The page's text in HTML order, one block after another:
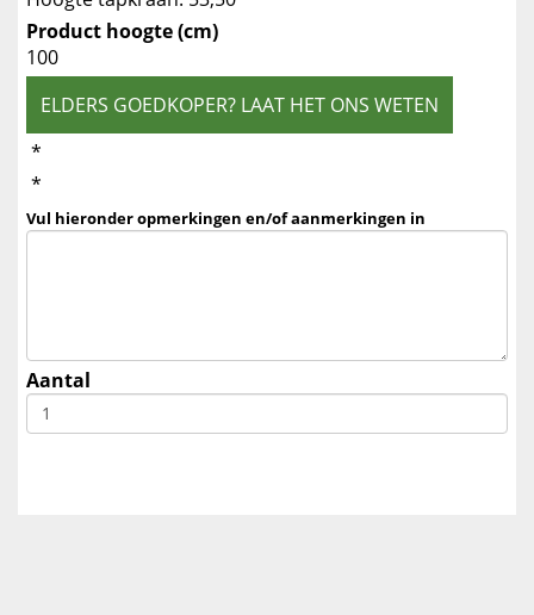
Product hoogte (cm)
100
ELDERS GOEDKOPER? LAAT HET ONS WETEN
*
*
Vul hieronder opmerkingen en/of aanmerkingen in
Aantal